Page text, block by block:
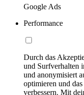
Google Ads
Performance
Durch das
und Surfverhalten
und anonymisiert
optimieren und
verbessern. Mit